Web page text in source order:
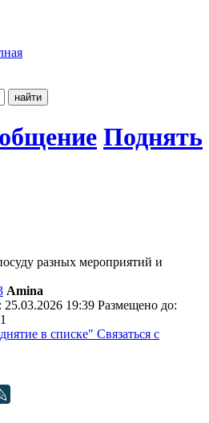
Поднять
разных мероприятий и
Amina
25.03.2026 19:39 Размещено до:
в списке" Связаться с